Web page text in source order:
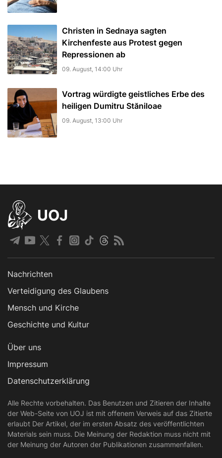
Christen in Sednaya sagten
Kirchenfeste aus Protest gegen
Repressionen ab
09. August, 14:00 Uhr
Vortrag würdigte geistliches Erbe des
heiligen Dumitru Stăniloae
09. August, 13:00 Uhr
UOJ
Nachrichten
Verteidigung des Glaubens
Mensch und Kirche
Geschichte und Kultur
Über uns
Impressum
Datenschutzerklärung
Alle Rechte vorbehalten. Das Benutzen und Zitieren der Inhalte
der Web-Seite von UOJ ist mit offenem Verweis auf das Zitierte
erlaubt Der Artikel, der im ersten Absatz des veröffentlichten
Materials sein muss. Die Meinung der Redaktion muss nicht mit
der Meinung der Autoren der Publikationen zusammenfallen.